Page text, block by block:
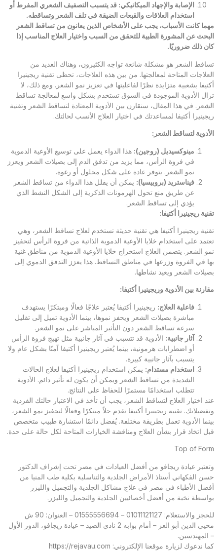
الإصابة والإجهاد الميكانيكي: قد يتسبب التصفيف الشعري المفرط أو
استخدام العلاقات والقبعات الضيقة في تلف الشعر وتساقطه.
مهما كانت الأسباب، يجب على الأشخاص الذين يعانون من تساقط الشعر
البحث عن المشورة الطبية للتحقق من السبب واختيار العلاج المناسب إذا
كان ذلك ضروريًا.
تساقط الشعر هو مشكلة شائعة تواجه الكثيرون، وهناك العديد من
العلاجات المتاحة لمعالجتها. من بين هذه العلاجات، تحظى تقنية ريجينيرا
أكتيفا بشعبية متزايدة نظرًا لفاعليتها في تعزيز نمو الشعر. ومع ذلك، لا
تزال الأدوية الموجودة في السوق تستخدم بشكل واسع لمعالجة تساقط
الشعر. في هذا المقال، سنقارن بين الأدوية المعتادة لتساقط الشعر وتقنية
ريجينيرا أكتيفا لمساعدتك في اختيار العلاج الأنسب لحالتك.
الأدوية لتساقط الشعر :
مينوكسيديل (روجين): هذا الدواء يعمل على توسيع الأوعية الدموية
في فروة الرأس، مما يزيد من تدفق الدم إلى بصيلات الشعر ويعزز
نمو الشعر. يتوفر عادة على شكل محلول أو رغوة.
فيناستريد (بروبيسيا): يمكن أن يقلل هذا الدواء من تساقط الشعر
عن طريق منع تحول الهرمونات الذكرية إلى الشكل النشط الذي
يؤدي إلى تساقط الشعر.
تقنية ريجينيرا أكتيفا:
تقنية ريجينيرا أكتيفا هي تقنية حديثة تستخدم لعلاج تساقط الشعر، وهي
تعتمد على استخدام خلايا الأوعية الدموية الذاتية من فروة الرأس لتحفيز
نمو الشعر. يتضمن العلاج استخراج خلايا الأوعية الدموية من مناطق غنية
بها في الفروة وزرعها في مناطق التساقط. هذا يعزز التدفق الدموي إلى
بصيلات الشعر ويعيد نشاطها.
مقارنة بين الأدوية وريجينيرا أكتيفا:
فاعلية العلاج: ريجينيرا أكتيفا يُعتبر علاجًا فعالًا ومبتكرًا يستهدف
مباشرة بصيلات الشعر ويحفز نموها، بينما الأدوية تميل إلى تقليل
سرعة تساقط الشعر دون التأثير المباشر على نمو الشعر.
آثار جانبية: الأدوية قد تتسبب في آثار جانبية مثل تهيج فروة الرأس
أو اضطرابات هرمونية، بينما يُعتبر ريجينيرا أكتيفا آمنًا بشكل عام ولا
يتسبب بآثار جانبية كبيرة.
استخدام مستدام: يمكن استخدام ريجينيرا أكتيفا لعلاج الحالات
الشديدة من تساقط الشعر ويمكن أن يكون له تأثير دائم. الأدوية
تتطلب استخدامًا مستمرًا للحفاظ على النتائج.
عند اختيار العلاج لتساقط الشعر، يجب أن تأخذ في الاعتبار حالتك الفردية
وتفضيلاتك. تقنية ريجينيرا أكتيفا تقدم حلاً مبتكرًا وفعالًا لتحفيز نمو الشعر،
بينما الأدوية تعمل بطريقة مختلفة. يُفضل دائمًا استشارة طبيب متخصص
قبل اتخاذ قرار بشأن العلاج ومناقشة الخيارات المتاحة لكل حالة على حدة.
Top of Form
وتعتبر عيادة ريجافو من أفضل العيادات في مصر تحت إشراف الدكتور
حسن الفكهاني أستاذ الأمراض الجلدية والتناسلية بكلية طب المنيا من
أفضل الأطباء في مصر في علاج مشاكل الجلدية والتجميل والليزر
بواسطة نخبة من أفضل أخصائيين الجلدية والتجميل والليزر.
للحجز والاستعلام: 01011121127 – 01555556694 – العنوان: 90 ش
محيي الدين أبو العز – أمام بوابه 2 نادي الصيد – عيادة ريجافو، الدور الأول
– المهندسين.
كما ندعوك لزيارة موقعنا الإلكتروني: https://rejavau.com